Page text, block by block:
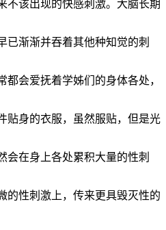
不该出现的快感刺激。大脑长期
已渐渐并吞着其他种知觉的刺
会爱抚着学姊们的身体各处，
贴身的衣服，虽然服贴，但是光
会在身上各处累积大量的性刺
的性刺激上，传来更具毁灭性的